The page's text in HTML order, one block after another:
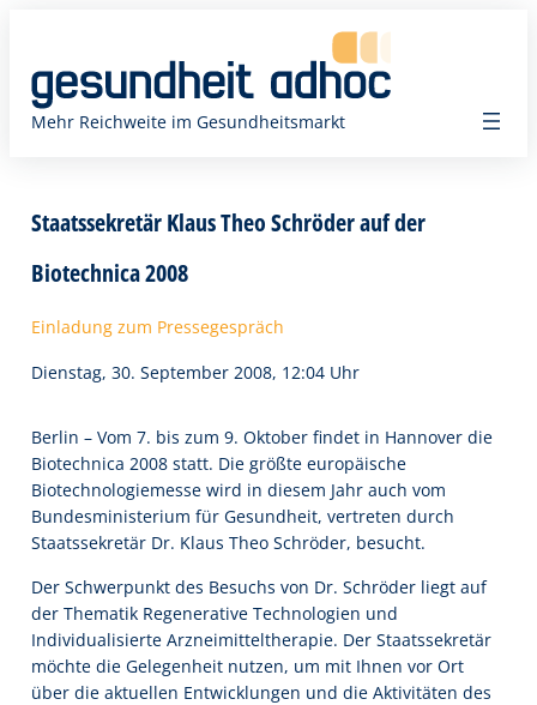
springen
Mehr Reichweite im Gesundheitsmarkt
Staatssekretär Klaus Theo Schröder auf der
Biotechnica 2008
Einladung zum Pressegespräch
Dienstag, 30. September 2008, 12:04 Uhr
Berlin – Vom 7. bis zum 9. Oktober findet in Hannover die
Biotechnica 2008 statt. Die größte europäische
Biotechnologiemesse wird in diesem Jahr auch vom
Bundesministerium für Gesundheit, vertreten durch
Staatssekretär Dr. Klaus Theo Schröder, besucht.
Der Schwerpunkt des Besuchs von Dr. Schröder liegt auf
der Thematik Regenerative Technologien und
Individualisierte Arzneimitteltherapie. Der Staatssekretär
möchte die Gelegenheit nutzen, um mit Ihnen vor Ort
über die aktuellen Entwicklungen und die Aktivitäten des